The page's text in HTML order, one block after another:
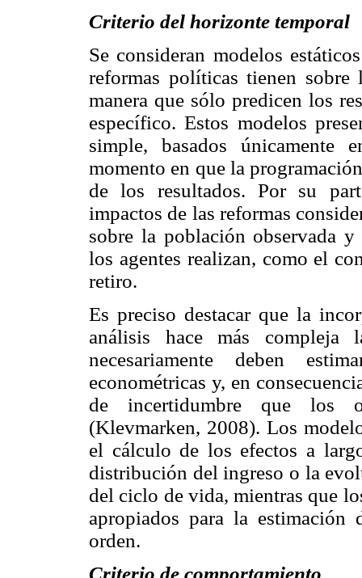
Criterio del horizonte temporal
Se consideran modelos
reformas políticas tienen
manera que sólo predicen los
específico. Estos modelos
simple, basados únicamente
momento en que la
de los resultados. Por su
impactos de las reformas
sobre la población observada
los agentes realizan, como el
retiro.
Es preciso destacar que la
análisis hace más
necesariamente deben
econométricas y, en
de incertidumbre que los
(Klevmarken, 2008). Los
el cálculo de los efectos a
distribución del ingreso o la
del ciclo de vida, mientras que
apropiados para la
orden.